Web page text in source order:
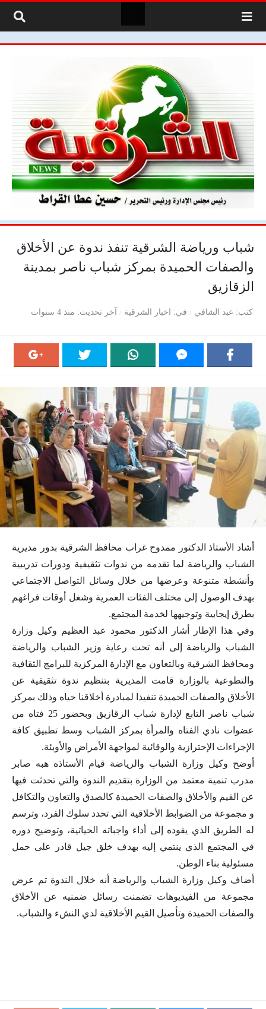
شباب ورياضة الشرقية تنفذ ندوة عن الأخلاق
والصفات الحميدة بمركز شباب ناصر بمدينة
الزقازيق
كتب عبد الشافي في اخبار الشرقية آخر تحديث منذ 4 سنوات
أشاد الأستاذ الدكتور ممدوح غراب محافظ الشرقية بدور مديرية
الشباب والرياضة لما تقدمه من ندوات تثقيفية ودورات تدريبية
وأنشطة متنوعة وعرضها من خلال وسائل التواصل الاجتماعي
بهدف الوصول إلى مختلف الفئات العمرية وشغل أوقات فراغهم
بطرق إيجابية وتوجيهها لخدمة المجتمع.
وفي هذا الإطار أشار الدكتور محمود عبد العظيم وكيل وزارة
الشباب والرياضة إلى أنه تحت رعاية وزير الشباب والرياضة
ومحافظ الشرقية وبالتعاون مع الإدارة المركزية للبرامج الثقافية
والتطوعية بالوزارة قامت المديرية بتنظيم ندوة تثقيفية عن
الأخلاق والصفات الحميدة تنفيذا لمبادرة أخلاقنا حياه وذلك بمركز
شباب ناصر التابع لإدارة شباب الزقازيق وبحضور 25 فتاه من
عضوات نادي الفتاه والمرأة بمركز الشباب وسط تطبيق كافة
الإجراءات الإحترازية والوقائية لمواجهة الأمراض والأوبئة.
أوضح وكيل وزارة الشباب والرياضة قيام الأستاذه هبه صابر
مدرب تنمية معتمد من الوزارة بتقديم الندوة والتي تحدثت فيها
عن القيم والأخلاق والصفات الحميدة كالصدق والتعاون والتكافل
و مجموعة من الضوابط الأخلاقية التي تحدد سلوك الفرد، وترسم
له الطريق الذي يقوده إلى أداء واجباته الحياتية، وتوضيح دوره
في المجتمع الذي ينتمي إليه بهدف خلق جيل قادر على حمل
مسئولية بناء الوطن.
أضاف وكيل وزارة الشباب والرياضة أنه خلال الندوة تم عرض
مجموعة من الفيديوهات تضمنت رسائل ضمنيه عن الأخلاق
والصفات الحميدة وتأصيل القيم الأخلاقية لدي النشء والشباب.